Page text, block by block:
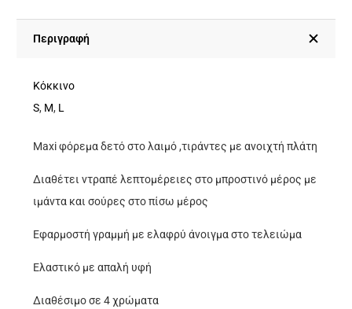
Πλάτη
Ντραπέ
ποσότητα
Περιγραφή
Κόκκινο
S, M, L
Maxi φόρεμα δετό στο λαιμό ,τιράντες με ανοιχτή πλάτη
Διαθέτει ντραπέ λεπτομέρειες στο μπροστινό μέρος με
ιμάντα και σούρες στο πίσω μέρος
Εφαρμοστή γραμμή με ελαφρύ άνοιγμα στο τελειώμα
Ελαστικό με απαλή υφή
Διαθέσιμο σε 4 χρώματα